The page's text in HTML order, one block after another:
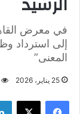
في معرض
إلى استرداد
المعنى”
25 يناير، 2026
فيسبوك X